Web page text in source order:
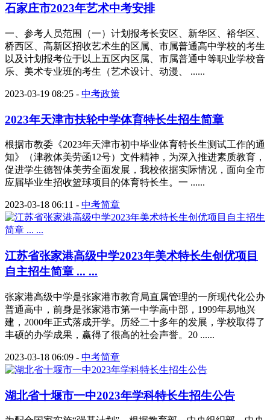
石家庄市2023年艺术中考安排
一、参考人员范围（一）计划报考长安区、新华区、裕华区、
桥西区、高新区招收艺术生的区属、市属普通高中学校的考生
以及计划报考位于以上五区内区属、市属普通中等职业学校音
乐、美术专业班的考生（艺术设计、动漫、 ......
2023-03-19 08:25 - 中考政策
2023年天津市扶轮中学体育特长生招生简章
根据市教委《2023年天津市初中毕业体育特长生测试工作的通
知》（津教体美劳函12号）文件精神，为深入推进素质教育，
促进学生德智体美劳全面发展，我校依据实际情况，面向全市
应届毕业生招收篮球项目的体育特长生。一 ......
2023-03-18 06:11 - 中考简章
江苏省张家港高级中学2023年美术特长生创优项目
自主招生简章 ... ...
张家港高级中学是张家港市教育局直属管理的一所现代化公办
普通高中，前身是张家港市第一中学高中部，1999年易地兴
建，2000年正式落成开学。历经二十多年的发展，学校取得了
丰硕的办学成果，赢得了很高的社会声誉。20 ......
2023-03-18 06:09 - 中考简章
湖北省十堰市一中2023年学科特长生招生公告